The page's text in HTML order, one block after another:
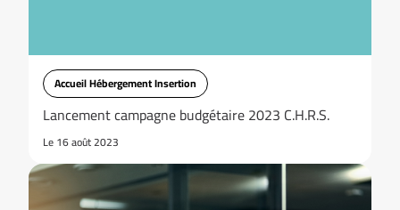
Accueil Hébergement Insertion
Lancement campagne budgétaire 2023 C.H.R.S.
Le 16 août 2023